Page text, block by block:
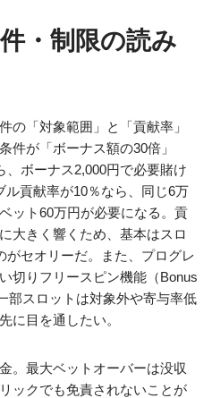
・制限の読み
の「対象範囲」と「貢献率」
件が「ボーナス額の30倍」
、ボーナス2,000円で必要賭け
貢献率が10％なら、同じ6万
ット60万円が必要になる。貢
大きく響くため、基本はスロ
がセオリーだ。また、プログレ
切りフリースピン機能（Bonus
部スロットは対象外や寄与率低
に目を通したい。
。最大ベットオーバーは没収
ックでも免責されないことが